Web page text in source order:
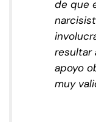
de que
resultar
apoyo
muy